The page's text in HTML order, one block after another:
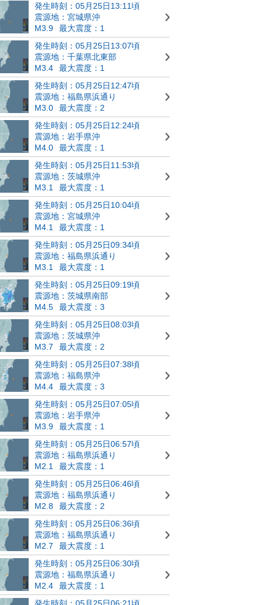
発生時刻：05月25日13:11頃
震源地：宮城県沖
M3.9
最大震度：1
発生時刻：05月25日13:07頃
震源地：千葉県北東部
M3.4
最大震度：1
発生時刻：05月25日12:47頃
震源地：福島県浜通り
M3.0
最大震度：2
発生時刻：05月25日12:24頃
震源地：岩手県沖
M4.0
最大震度：1
発生時刻：05月25日11:53頃
震源地：茨城県沖
M3.1
最大震度：1
発生時刻：05月25日10:04頃
震源地：宮城県沖
M4.1
最大震度：1
発生時刻：05月25日09:34頃
震源地：福島県浜通り
M3.1
最大震度：1
発生時刻：05月25日09:19頃
震源地：茨城県南部
M4.5
最大震度：3
発生時刻：05月25日08:03頃
震源地：茨城県沖
M3.7
最大震度：2
発生時刻：05月25日07:38頃
震源地：福島県沖
M4.4
最大震度：3
発生時刻：05月25日07:05頃
震源地：岩手県沖
M3.9
最大震度：1
発生時刻：05月25日06:57頃
震源地：福島県浜通り
M2.1
最大震度：1
発生時刻：05月25日06:46頃
震源地：福島県浜通り
M2.8
最大震度：2
発生時刻：05月25日06:36頃
震源地：福島県浜通り
M2.7
最大震度：1
発生時刻：05月25日06:30頃
震源地：福島県浜通り
M2.4
最大震度：1
発生時刻：05月25日06:21頃